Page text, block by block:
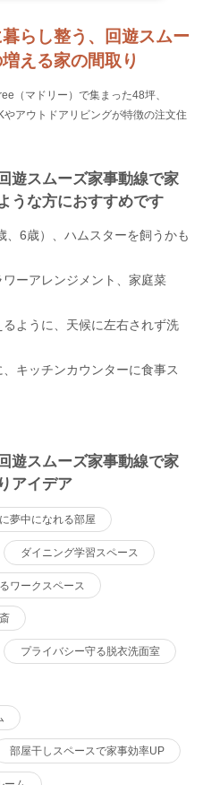
らし整う、回遊スムー
える家の間取り
（マドリー）で集まった48坪、
アウトドアリビングが特徴の注文住
遊スムーズ家事動線で家
うな方におすすめです
、6歳）、ハムスターを飼うかも
ワーアレンジメント、家庭菜
ように、天候に左右されず洗
キッチンカウンターに食事ス
遊スムーズ家事動線で家
アイデア
夢中になれる部屋
ダイニング学習スペース
ワークスペース
プライバシー守る脱衣洗面室
部屋干しスペースで家事効率UP